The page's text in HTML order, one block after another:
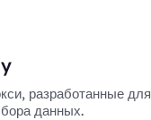
разработанные для
данных.